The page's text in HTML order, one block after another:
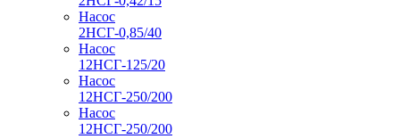
Насос
2НСГ-0,85/40
Насос
12НСГ-125/20
Насос
12НСГ-250/200
Насос
12НСГ-250/200